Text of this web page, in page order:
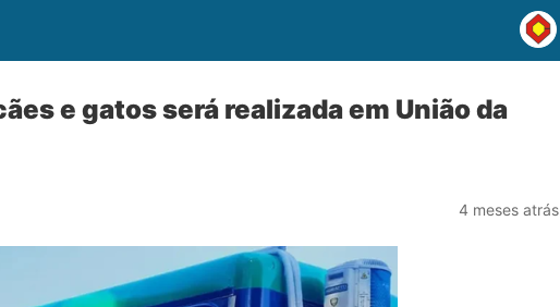
e gatos será realizada em União da
4 meses atrás